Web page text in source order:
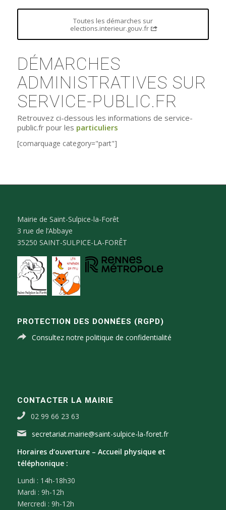
Toutes les démarches sur
elections.interieur.gouv.fr
DÉMARCHES
ADMINISTRATIVES SUR
SERVICE-PUBLIC.FR
Retrouvez ci-dessous les informations de service-
public.fr pour les particuliers
[comarquage category="part"]
Mairie de Saint-Sulpice-la-Forêt
3 rue de l’Abbaye
35250 SAINT-SULPICE-LA-FORÊT
PROTECTION DES DONNÉES (RGPD)
Consultez notre politique de confidentialité
CONTACTER LA MAIRIE
02 99 66 23 63
secretariat.mairie@saint-sulpice-la-foret.fr
Horaires d’ouverture – Accueil physique et
téléphonique :
Lundi : 14h-18h30
Mardi : 9h-12h
Mercredi : 9h-12h